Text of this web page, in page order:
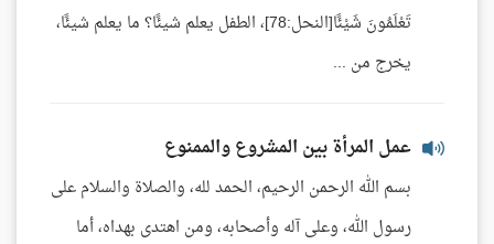
تَعْلَمُونَ شَيْئًا[النحل:78]، الطفل يعلم شيئًا؟ ما يعلم شيئًا،
يخرج من ...
عمل المرأة بين المشروع والممنوع
بسم الله الرحمن الرحيم، الحمد لله، والصلاة والسلام على
رسول الله، وعلى آله وأصحابه، ومن اهتدى بهداه، أما